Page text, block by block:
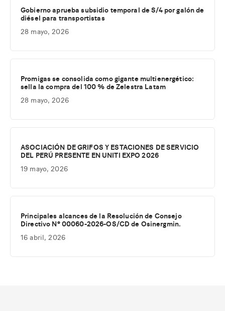
Gobierno aprueba subsidio temporal de S/4 por galón de
diésel para transportistas
28 mayo, 2026
Promigas se consolida como gigante multienergético:
sella la compra del 100 % de Zelestra Latam
28 mayo, 2026
ASOCIACIÓN DE GRIFOS Y ESTACIONES DE SERVICIO
DEL PERÚ PRESENTE EN UNITI EXPO 2026
19 mayo, 2026
Principales alcances de la Resolución de Consejo
Directivo Nº 00060-2026-OS/CD de Osinergmin.
16 abril, 2026